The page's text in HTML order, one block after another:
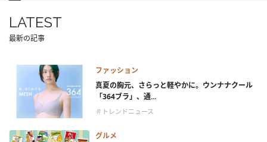
LATEST
最新の記事
ファッション
真夏の胸元、さらっと軽やかに。ウンナナクール
「364ブラ」、通...
＃トレンドニュース
グルメ